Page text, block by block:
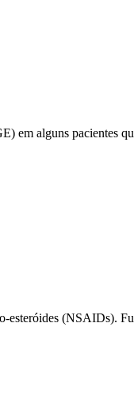
alguns pacientes
(NSAIDs).